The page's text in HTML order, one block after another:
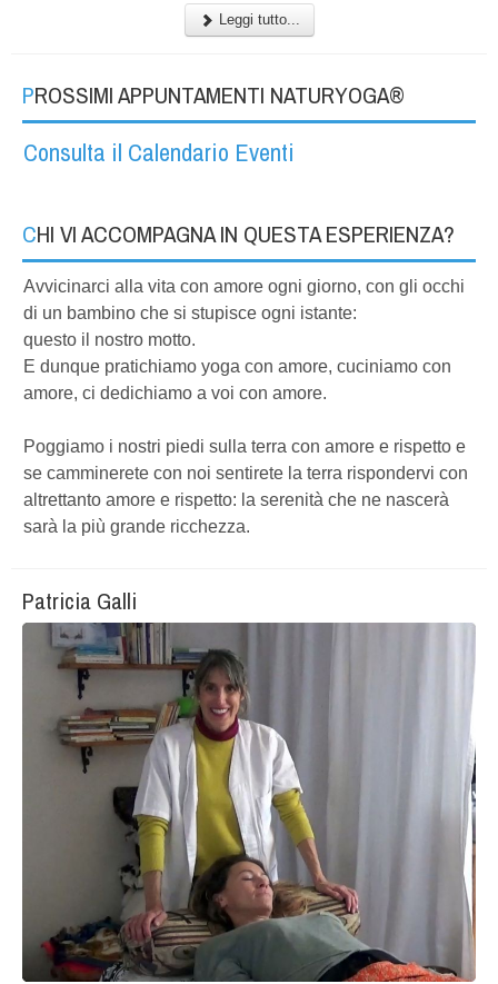
Leggi tutto...
PROSSIMI APPUNTAMENTI NATURYOGA®
Consulta il Calendario Eventi
CHI VI ACCOMPAGNA IN QUESTA ESPERIENZA?
Avvicinarci alla vita con amore ogni giorno, con gli occhi
di un bambino che si stupisce ogni istante:
questo il nostro motto.
E dunque pratichiamo yoga con amore, cuciniamo con
amore, ci dedichiamo a voi con amore.
Poggiamo i nostri piedi sulla terra con amore e rispetto e
se camminerete con noi sentirete la terra rispondervi con
altrettanto amore e rispetto: la serenità che ne nascerà
sarà la più grande ricchezza.
Patricia Galli